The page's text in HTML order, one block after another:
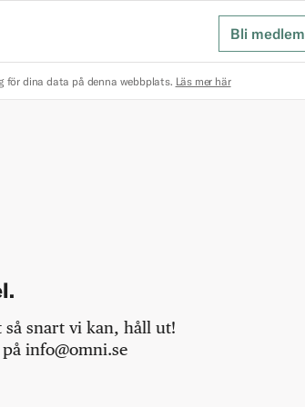
Bli medlem
för dina data på denna webbplats. Läs mer här
snart vi kan, håll ut!
info@omni.se